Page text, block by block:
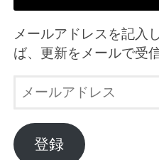
メールアドレスを記入
ば、更新をメールで受
ル
ア
登録